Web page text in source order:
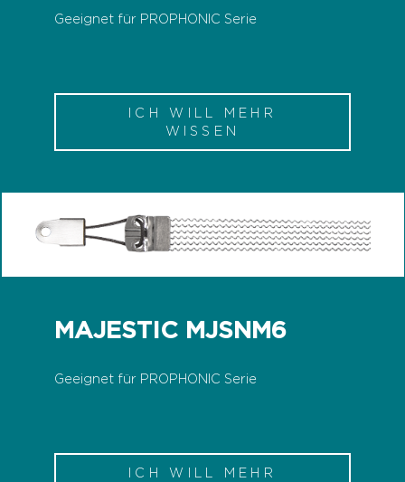
Geeignet für PROPHONIC Serie
ICH WILL MEHR
WISSEN
MAJESTIC MJSNM6
Geeignet für PROPHONIC Serie
ICH WILL MEHR